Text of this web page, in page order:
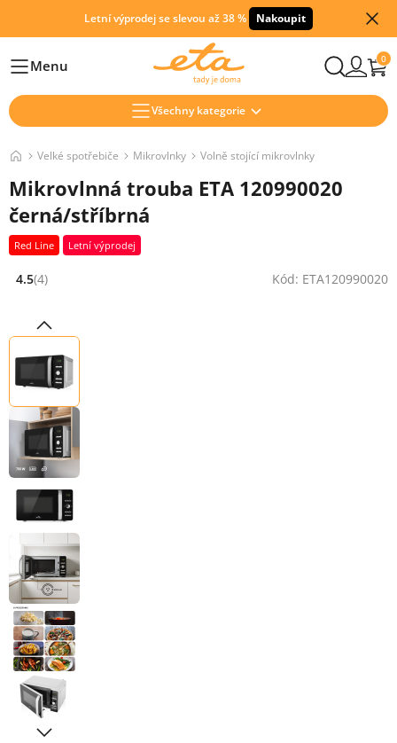
Letní výprodej se slevou až 38 % Nakoupit
HlavníMenu 0
Všechny kategorie
Velké spotřebiče Mikrovlnky Volně stojící mikrovlnky
Mikrovlnná trouba ETA 120990020
černá/stříbrná
Red Line Letní výprodej
Hodnocení: 4.5 z 5 (4 recenzí)
4.5(4) Kód: ETA120990020